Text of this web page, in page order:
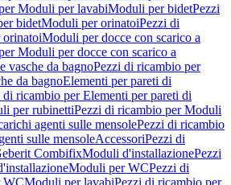
Moduli per lavabiModuli per bidetPezzi
bidetModuli per orinatoiPezzi di
Moduli per docce con scarico a
Moduli per docce con scarico a
vasche da bagnoPezzi di ricambio per
da bagnoElementi per pareti di
di ricambio per Elementi per pareti di
per rubinettiPezzi di ricambio per Moduli
agenti sulle mensolePezzi di ricambio
sulle mensoleAccessoriPezzi di
CombifixModuli d'installazionePezzi
Moduli per WCPezzi di
WCModuli per lavabiPezzi di ricambio per